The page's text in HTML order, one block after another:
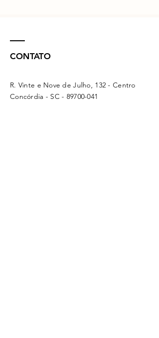
CONTATO
R. Vinte e Nove de Julho, 132 - Centro
Concórdia - SC - 89700-041